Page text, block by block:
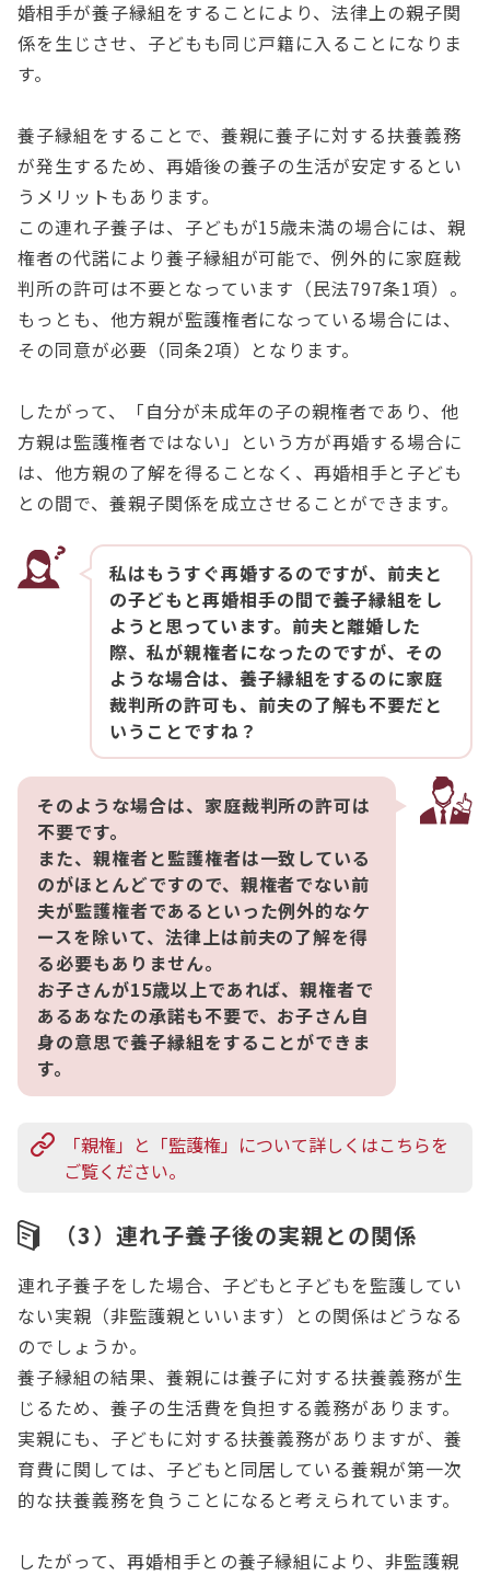
婚相手が養子縁組をすることにより、法律上の親子関
係を生じさせ、子どもも同じ戸籍に入ることになりま
す。
養子縁組をすることで、養親に養子に対する扶養義務
が発生するため、再婚後の養子の生活が安定するとい
うメリットもあります。
この連れ子養子は、子どもが15歳未満の場合には、親
権者の代諾により養子縁組が可能で、例外的に家庭裁
判所の許可は不要となっています（民法797条1項）。
もっとも、他方親が監護権者になっている場合には、
その同意が必要（同条2項）となります。
したがって、「自分が未成年の子の親権者であり、他
方親は監護権者ではない」という方が再婚する場合に
は、他方親の了解を得ることなく、再婚相手と子ども
との間で、養親子関係を成立させることができます。
私はもうすぐ再婚するのですが、前夫と
の子どもと再婚相手の間で養子縁組をし
ようと思っています。前夫と離婚した
際、私が親権者になったのですが、その
ような場合は、養子縁組をするのに家庭
裁判所の許可も、前夫の了解も不要だと
いうことですね？
そのような場合は、家庭裁判所の許可は
不要です。
また、親権者と監護権者は一致している
のがほとんどですので、親権者でない前
夫が監護権者であるといった例外的なケ
ースを除いて、法律上は前夫の了解を得
る必要もありません。
お子さんが15歳以上であれば、親権者で
あるあなたの承諾も不要で、お子さん自
身の意思で養子縁組をすることができま
す。
「親権」と「監護権」について詳しくはこちらを
ご覧ください。
（3）連れ子養子後の実親との関係
連れ子養子をした場合、子どもと子どもを監護してい
ない実親（非監護親といいます）との関係はどうなる
のでしょうか。
養子縁組の結果、養親には養子に対する扶養義務が生
じるため、養子の生活費を負担する義務があります。
実親にも、子どもに対する扶養義務がありますが、養
育費に関しては、子どもと同居している養親が第一次
的な扶養義務を負うことになると考えられています。
したがって、再婚相手との養子縁組により、非監護親